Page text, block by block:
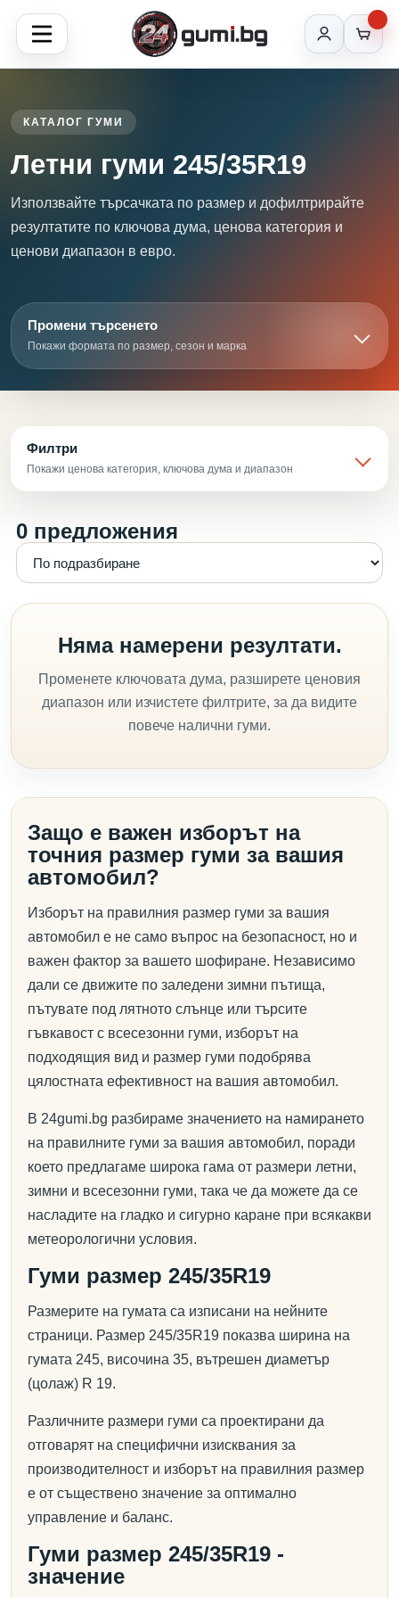
КАТАЛОГ ГУМИ
Летни гуми 245/35R19
Използвайте търсачката по размер и дофилтрирайте
резултатите по ключова дума, ценова категория и
ценови диапазон в евро.
Промени търсенето
Покажи формата по размер, сезон и марка
Филтри
Покажи ценова категория, ключова дума и диапазон
0 предложения
Няма намерени резултати.
Променете ключовата дума, разширете ценовия
диапазон или изчистете филтрите, за да видите
повече налични гуми.
Защо е важен изборът на
точния размер гуми за вашия
автомобил?
Изборът на правилния размер гуми за вашия
автомобил е не само въпрос на безопасност, но и
важен фактор за вашето шофиране. Независимо
дали се движите по заледени зимни пътища,
пътувате под лятното слънце или търсите
гъвкавост с всесезонни гуми, изборът на
подходящия вид и размер гуми подобрява
цялостната ефективност на вашия автомобил.
В 24gumi.bg разбираме значението на намирането
на правилните гуми за вашия автомобил, поради
което предлагаме широка гама от размери летни,
зимни и всесезонни гуми, така че да можете да се
насладите на гладко и сигурно каране при всякакви
метеорологични условия.
Гуми размер 245/35R19
Размерите на гумата са изписани на нейните
страници. Размер 245/35R19 показва ширина на
гумата 245, височина 35, вътрешен диаметър
(цолаж) R 19.
Различните размери гуми са проектирани да
отговарят на специфични изисквания за
производителност и изборът на правилния размер
е от съществено значение за оптимално
управление и баланс.
Гуми размер 245/35R19 -
значение